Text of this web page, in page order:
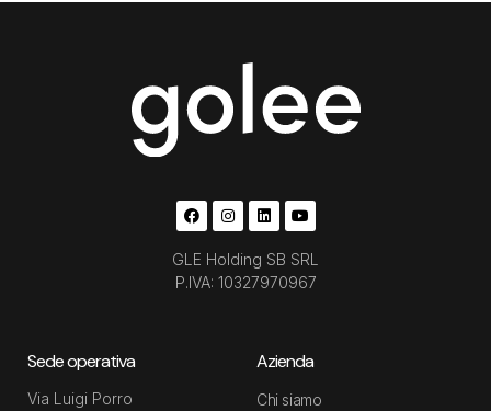
GLE Holding SB SRL
P.IVA: 10327970967
Sede operativa
Via Luigi Porro
Azienda
Chi siamo